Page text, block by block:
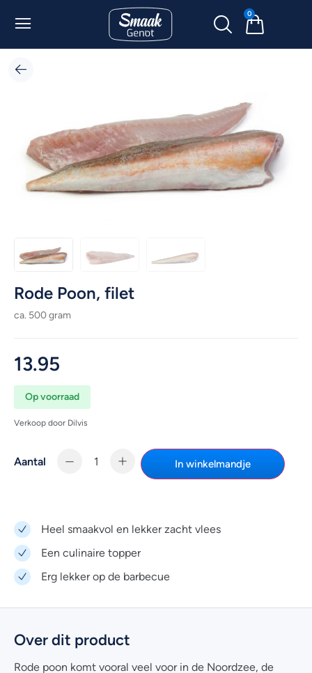
0
Rode Poon, filet
ca. 500 gram
13.95
Op voorraad
Verkoop door Dilvis
Aantal In winkelmandje
Heel smaakvol en lekker zacht vlees
Een culinaire topper
Erg lekker op de barbecue
Over dit product
Rode poon komt vooral veel voor in de Noordzee, de